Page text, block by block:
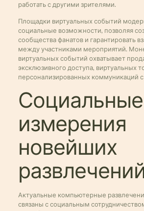
работать с другими зрителями.
Площадки виртуальных событий
социальные возможности, позволяя
сообщества фанатов и гарантировать
между участниками мероприятий.
виртуальных событий охватывает
эксклюзивного доступа, виртуальных
персонализированных коммуникаций с
Социальные
измерения
новейших
Актуальные компьютерные
связаны с социальным